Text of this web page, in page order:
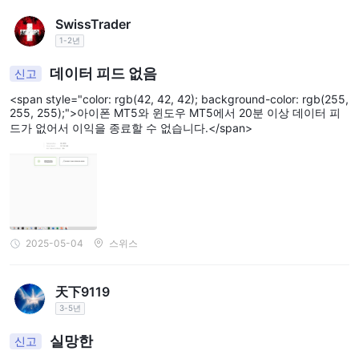
SwissTrader
1-2년
신고 데이터 피드 없음
<span style="color: rgb(42, 42, 42); background-color: rgb(255,
255, 255);">아이폰 MT5와 윈도우 MT5에서 20분 이상 데이터 피
드가 없어서 이익을 종료할 수 없습니다.</span>
2025-05-04 스위스
天下9119
3-5년
신고 실망한